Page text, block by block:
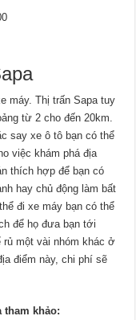
máy. Thị trấn Sapa tuy
từ 2 cho đến 20km.
say xe ô tô bạn có thể
việc khám phá địa
thích hợp để bạn có
hay chủ động làm bất
đi xe máy bạn có thể
để họ đưa bạn tới
rủ một vài nhóm khác ở
điểm này, chi phí sẽ
tham khảo: